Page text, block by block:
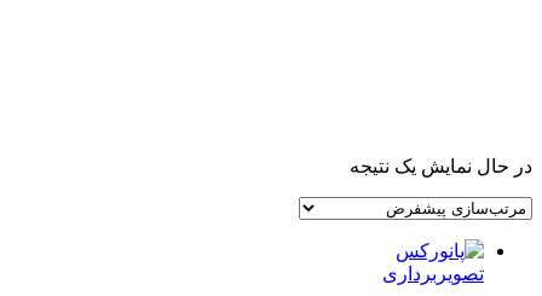
در حال نمایش یک نتیجه
تصویربرداری